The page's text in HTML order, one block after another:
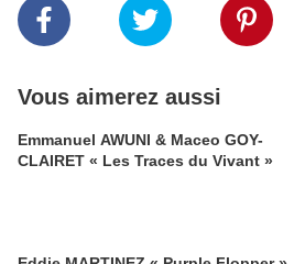
Vous aimerez aussi
Emmanuel AWUNI & Maceo GOY-
CLAIRET « Les Traces du Vivant »